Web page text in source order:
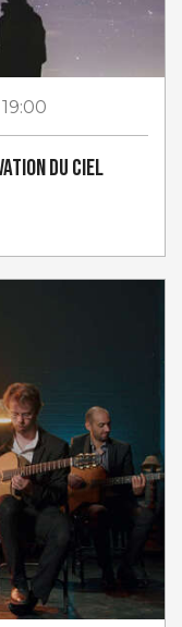
du ciel